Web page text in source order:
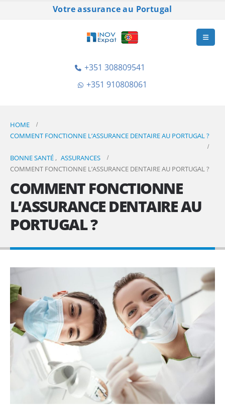
Votre assurance au Portugal
+351 308809541
+351 910808061
HOME
COMMENT FONCTIONNE L’ASSURANCE DENTAIRE AU PORTUGAL ?
BONNE SANTÉ , ASSURANCES
COMMENT FONCTIONNE L’ASSURANCE DENTAIRE AU PORTUGAL ?
COMMENT FONCTIONNE
L’ASSURANCE DENTAIRE AU
PORTUGAL ?